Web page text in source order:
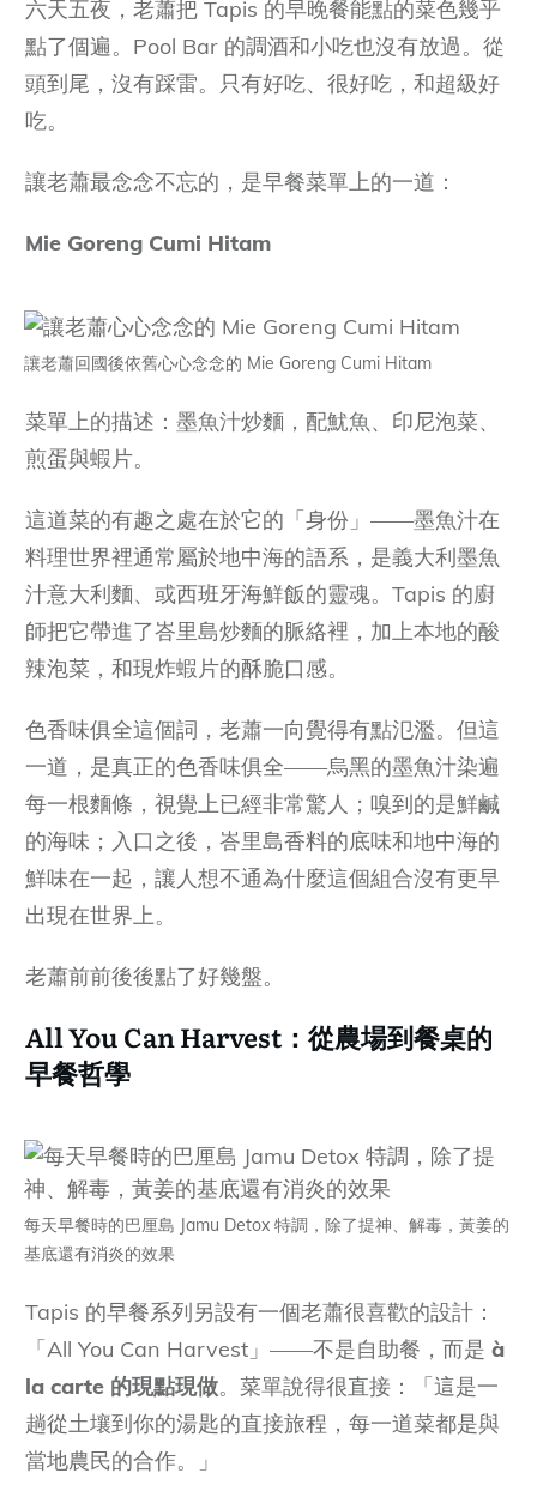
六天五夜，老蕭把 Tapis 的早晚餐能點的菜色幾乎
點了個遍。Pool Bar 的調酒和小吃也沒有放過。從
頭到尾，沒有踩雷。只有好吃、很好吃，和超級好
吃。
讓老蕭最念念不忘的，是早餐菜單上的一道：
Mie Goreng Cumi Hitam
讓老蕭回國後依舊心心念念的 Mie Goreng Cumi Hitam
菜單上的描述：墨魚汁炒麵，配魷魚、印尼泡菜、
煎蛋與蝦片。
這道菜的有趣之處在於它的「身份」——墨魚汁在
料理世界裡通常屬於地中海的語系，是義大利墨魚
汁意大利麵、或西班牙海鮮飯的靈魂。Tapis 的廚
師把它帶進了峇里島炒麵的脈絡裡，加上本地的酸
辣泡菜，和現炸蝦片的酥脆口感。
色香味俱全這個詞，老蕭一向覺得有點氾濫。但這
一道，是真正的色香味俱全——烏黑的墨魚汁染遍
每一根麵條，視覺上已經非常驚人；嗅到的是鮮鹹
的海味；入口之後，峇里島香料的底味和地中海的
鮮味在一起，讓人想不通為什麼這個組合沒有更早
出現在世界上。
老蕭前前後後點了好幾盤。
All You Can Harvest：從農場到餐桌的
早餐哲學
每天早餐時的巴厘島 Jamu Detox 特調，除了提神、解毒，黃姜的
基底還有消炎的效果
Tapis 的早餐系列另設有一個老蕭很喜歡的設計：
「All You Can Harvest」——不是自助餐，而是 à
la carte 的現點現做。菜單說得很直接：「這是一
趟從土壤到你的湯匙的直接旅程，每一道菜都是與
當地農民的合作。」